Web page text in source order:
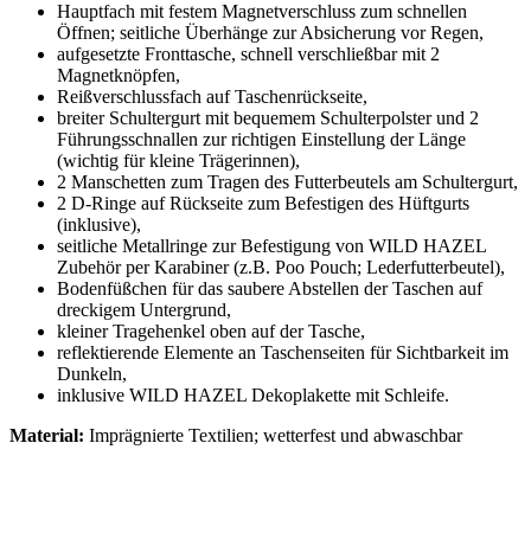
Hauptfach mit festem Magnetverschluss zum schnellen
Öffnen; seitliche Überhänge zur Absicherung vor Regen,
aufgesetzte Fronttasche, schnell verschließbar mit 2
Magnetknöpfen,
Reißverschlussfach auf Taschenrückseite,
breiter Schultergurt mit bequemem Schulterpolster und 2
Führungsschnallen zur richtigen Einstellung der Länge
(wichtig für kleine Trägerinnen),
2 Manschetten zum Tragen des Futterbeutels am Schultergurt,
2 D-Ringe auf Rückseite zum Befestigen des Hüftgurts
(inklusive),
seitliche Metallringe zur Befestigung von WILD HAZEL
Zubehör per Karabiner (z.B. Poo Pouch; Lederfutterbeutel),
Bodenfüßchen für das saubere Abstellen der Taschen auf
dreckigem Untergrund,
kleiner Tragehenkel oben auf der Tasche,
reflektierende Elemente an Taschenseiten für Sichtbarkeit im
Dunkeln,
inklusive WILD HAZEL Dekoplakette mit Schleife.
Material: Imprägnierte Textilien; wetterfest und abwaschbar